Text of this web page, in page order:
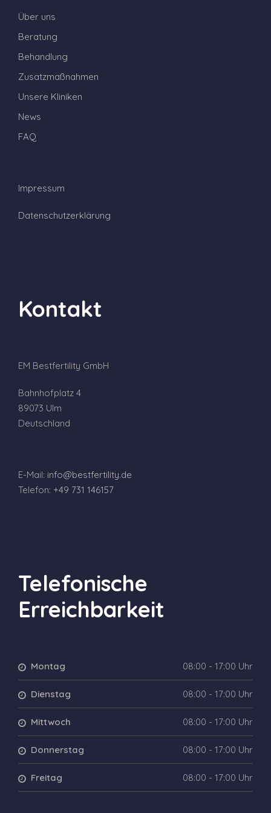
Über uns
Beratung
Behandlung
Zusatzmaßnahmen
Unsere Kliniken
News
FAQ
Impressum
Datenschutzerklärung
Kontakt
EM Bestfertility GmbH
Bahnhofplatz 4
89073 Ulm
Deutschland
E-Mail: info@bestfertility.de
Telefon: +49 731 146157
Telefonische
Erreichbarkeit
Montag 08:00 - 17:00 Uhr
Dienstag 08:00 - 17:00 Uhr
Mittwoch 08:00 - 17:00 Uhr
Donnerstag 08:00 - 17:00 Uhr
Freitag 08:00 - 17:00 Uhr